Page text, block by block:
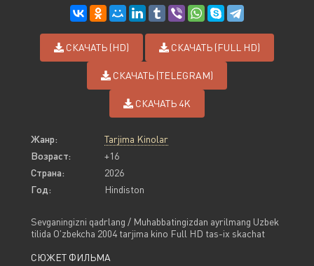
СКАЧАТЬ (HD) СКАЧАТЬ (FULL HD)
СКАЧАТЬ (TELEGRAM)
СКАЧАТЬ 4K
Жанр:
Tarjima Kinolar
Возраст:
+16
Страна:
2026
Год:
Hindiston
Sevganingizni qadrlang / Muhabbatingizdan ayrilmang Uzbek
tilida O'zbekcha 2004 tarjima kino Full HD tas-ix skachat
СЮЖЕТ ФИЛЬМА